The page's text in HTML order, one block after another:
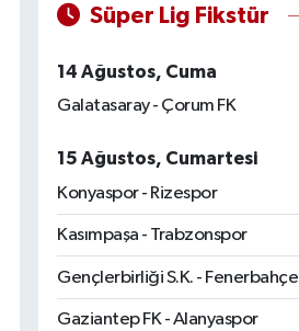
Süper Lig Fikstür
14 Ağustos, Cuma
Galatasaray - Çorum FK
15 Ağustos, Cumartesi
Konyaspor - Rizespor
Kasımpaşa - Trabzonspor
Gençlerbirliği S.K. - Fenerbahçe
Gaziantep FK - Alanyaspor